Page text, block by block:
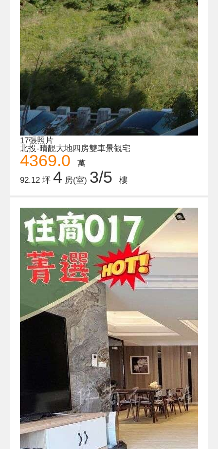
17張照片
北投-晴靚大地四房雙車景觀宅
4369.0
萬
92.12 坪 4 房(室) 3/5 樓